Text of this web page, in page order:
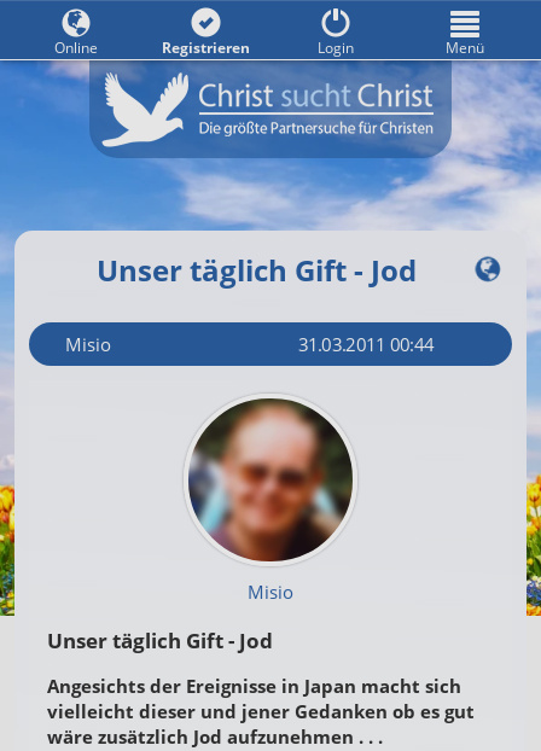
Unser täglich Gift - Jod
Misio 31.03.2011 00:44
Misio
Unser täglich Gift - Jod
Angesichts der Ereignisse in Japan macht sich
vielleicht dieser und jener Gedanken ob es gut
wäre zusätzlich Jod aufzunehmen . . .
Online Registrieren Login Menü